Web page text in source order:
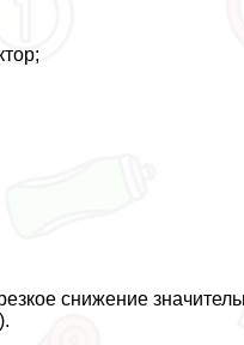
снижение